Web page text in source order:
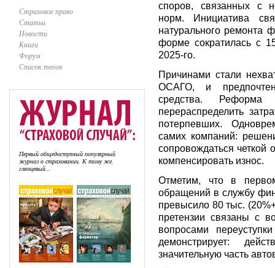
Страховое право
Статьи
Новости
Книги
Форум
Список тегов
Первый общедоступный популярный
журнал о страховании. К тому же,
глянцевый...
споров, связанных с
норм. Инициатива
натурального ремонта
форме сократилась с
2025-го.
Причинами стали
ОСАГО, и
средства.
перераспределить
потерпевших.
самих компаний:
сопровождаться четкой
компенсировать износ.
Отметим, что в
обращений в службу
превысило 80 тыс.
претензии связаны с
вопросами
демонстрирует:
значительную часть